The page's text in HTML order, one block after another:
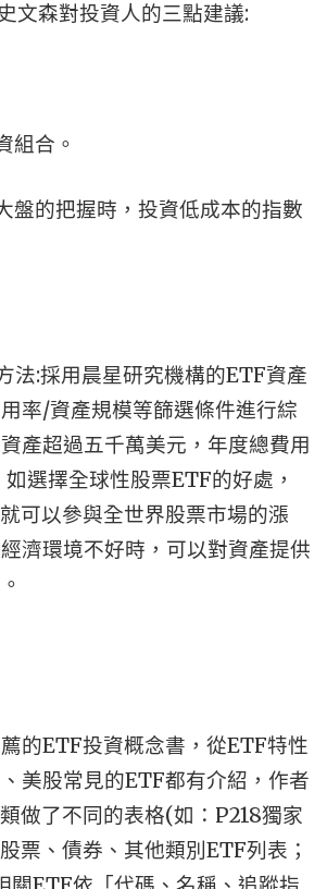
文森對投資人的三點建議:
組合。
的把握時，投資低成本的指數
法:採用晨星研究機構的ETF資產
率/資產規模等篩選條件進行綜
產超過五千萬美元，年度總費用
選擇全球性股票ETF的好處，
可以參與全世界股票市場的漲
濟環境不好時，可以對資產提供
的ETF投資概念書，從ETF特性
美股常見的ETF都有介紹，作者
做了不同的表格(如：P218獨家
票、債券、其他類別ETF列表；